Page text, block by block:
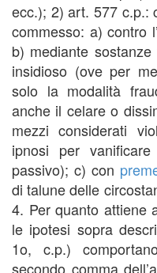
ecc.); 2) art. 577 c.p.:
commesso: a) contro
b) mediante
insidioso (ove per
solo la modalità
anche il celare o
mezzi considerati
ipnosi per
passivo); c) con
di talune delle
4. Per quanto attiene
le ipotesi sopra
1o, c.p.)
secondo comma